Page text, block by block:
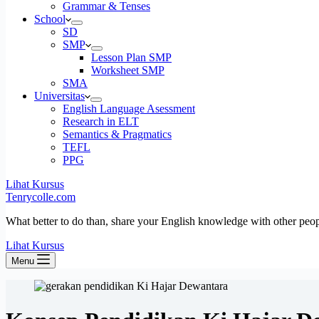
Grammar & Tenses
School
SD
SMP
Lesson Plan SMP
Worksheet SMP
SMA
Universitas
English Language Asessment
Research in ELT
Semantics & Pragmatics
TEFL
PPG
Lihat Kursus
Tenrycolle.com
What better to do than, share your English knowledge with other
Lihat Kursus
Menu